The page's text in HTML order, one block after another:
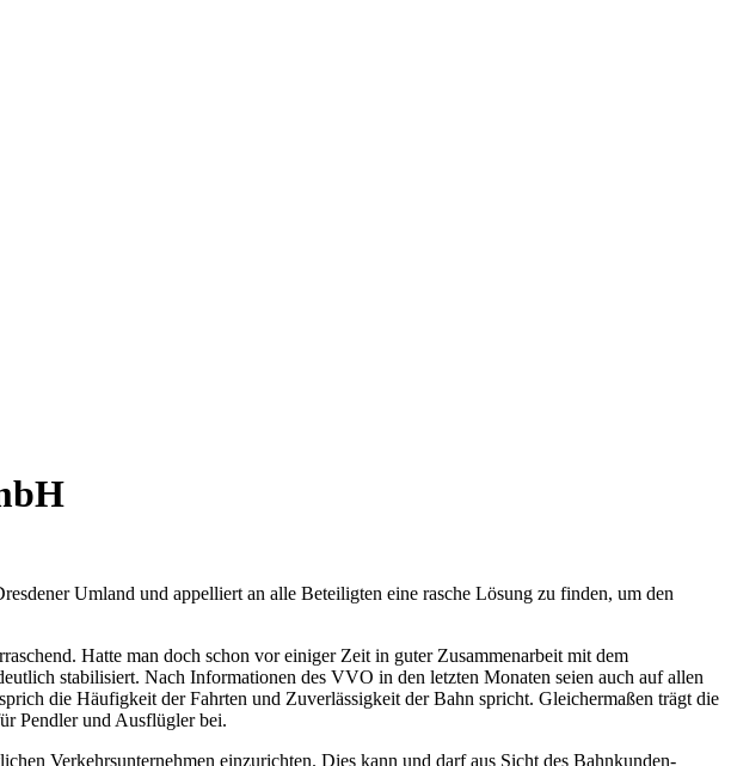
Umland und appelliert an alle Beteiligten eine rasche Lösung zu finden, um den
Hatte man doch schon vor einiger Zeit in guter Zusammenarbeit mit dem
stabilisiert. Nach Informationen des VVO in den letzten Monaten seien auch auf allen
die Häufigkeit der Fahrten und Zuverlässigkeit der Bahn spricht. Gleichermaßen trägt die
Pendler und Ausflügler bei.
Verkehrsunternehmen einzurichten. Dies kann und darf aus Sicht des Bahnkunden-